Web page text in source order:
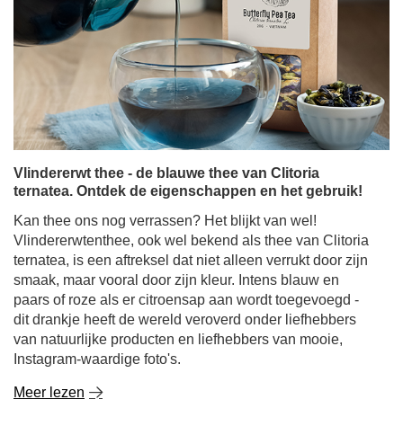
Vlindererwt thee - de blauwe thee van Clitoria
ternatea. Ontdek de eigenschappen en het gebruik!
Kan thee ons nog verrassen? Het blijkt van wel!
Vlindererwtenthee, ook wel bekend als thee van Clitoria
ternatea, is een aftreksel dat niet alleen verrukt door zijn
smaak, maar vooral door zijn kleur. Intens blauw en
paars of roze als er citroensap aan wordt toegevoegd -
dit drankje heeft de wereld veroverd onder liefhebbers
van natuurlijke producten en liefhebbers van mooie,
Instagram-waardige foto's.
Meer lezen